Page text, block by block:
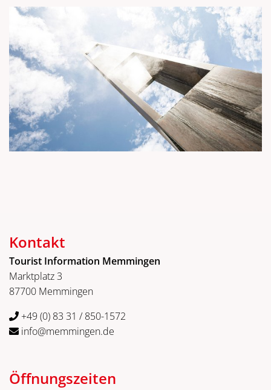
Kontakt
Tourist Information Memmingen
Marktplatz 3
87700 Memmingen
+49 (0) 83 31 / 850-1572
info@memmingen.de
Öffnungszeiten